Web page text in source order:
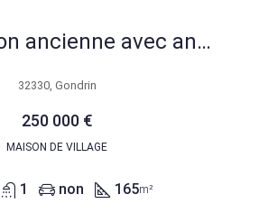
Belle maison ancienne avec annexe, jardin et potentiel à Gondrin
32330, Gondrin
250 000 €
MAISON DE VILLAGE
1 non 165m²